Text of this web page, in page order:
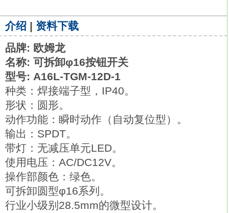
介绍 | 资料下载
品牌: 欧姆龙
名称: 可拆卸φ16按钮开关
型号: A16L-TGM-12D-1
种类：焊接端子型，IP40。
形状：圆形。
动作功能：瞬时动作（自动复位型）。
输出：SPDT。
带灯：无减压单元LED。
使用电压：AC/DC12V。
操作部颜色：绿色。
可拆卸圆型φ16系列。
行业小级别28.5mm的微型设计。